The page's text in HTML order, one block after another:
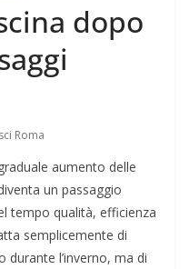
dopo
Roma
aumento delle
un passaggio
tempo qualità, efficienza
semplicemente di
l’inverno, ma di